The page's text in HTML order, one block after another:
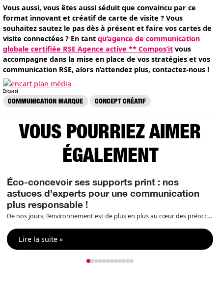
Vous aussi, vous êtes aussi séduit que convaincu par ce
format innovant et créatif de carte de visite ? Vous
souhaitez sautez le pas dès à présent et faire vos cartes de
visite connectées ? En tant qu’agence de communication
globale certifiée RSE Agence active ** Compos’it vous
accompagne dans la mise en place de vos stratégies et vos
communication RSE, alors n’attendez plus, contactez-nous !
Étiqueté
COMMUNICATION MARQUE CONCEPT CRÉATIF
VOUS POURRIEZ AIMER
ÉGALEMENT
Éco-concevoir ses supports print : nos
astuces d’experts pour une communication
plus responsable !
De nos jours, l’environnement est de plus en plus au cœur des préoccupations et des engagements RSE des entreprises ce qui fait de l’éco-conception un enjeu majeur. Il est donc essentiel d’intégrer cette dimension à vos projets en print / signalétique / événementiel. Compos’it vous aide et vous donne des outils pour être un expert […]
Lire la suite »